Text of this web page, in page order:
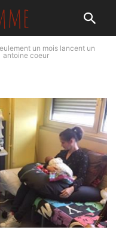
un mois lancent un
antoine coeur